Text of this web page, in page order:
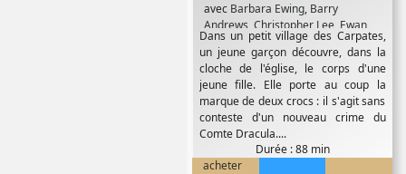
avec Barbara Ewing, Barry
Andrews Christopher Lee, Ewan
Hooper, Marion Mathie,Michael
Ripper,Rupert Davies,Veronica
Carlson
Dans un petit village des Carpates,
un jeune garçon découvre, dans la
cloche de l'église, le corps d'une
jeune fille. Elle porte au coup la
marque de deux crocs : il s'agit sans
conteste d'un nouveau crime du
Comte Dracula....
Durée : 88 min
acheter